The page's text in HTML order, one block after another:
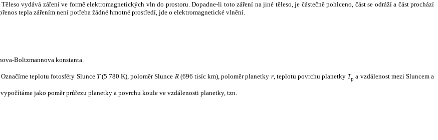
vydává záření ve formě elektromagnetických vln do prostoru. Dopadne-li toto záření na jiné těleso, je částečně pohlceno, část se odráží a část prochází
tepla zářením není potřeba žádné hmotné prostředí, jde o elektromagnetické vlnění.
Boltzmannova konstanta.
teplotu fotosféry Slunce T(5 780 K), poloměr Slunce R(696 tisíc km), poloměr planetky r, teplotu povrchu planetky Tp a vzdálenost mezi Sluncem a
jako poměr průřezu planetky a povrchu koule ve vzdálenosti planetky, tzn.